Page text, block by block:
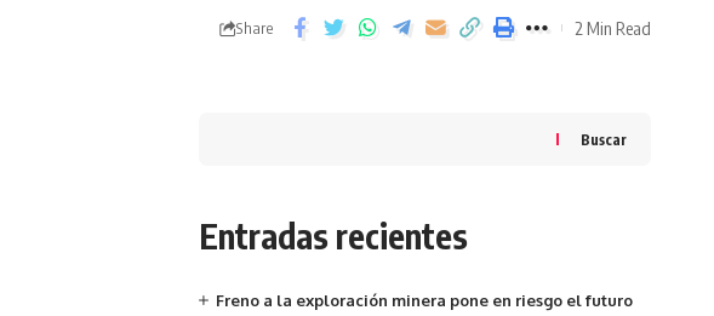
Share 2 Min Read
Buscar
Entradas recientes
Freno a la exploración minera pone en riesgo el futuro